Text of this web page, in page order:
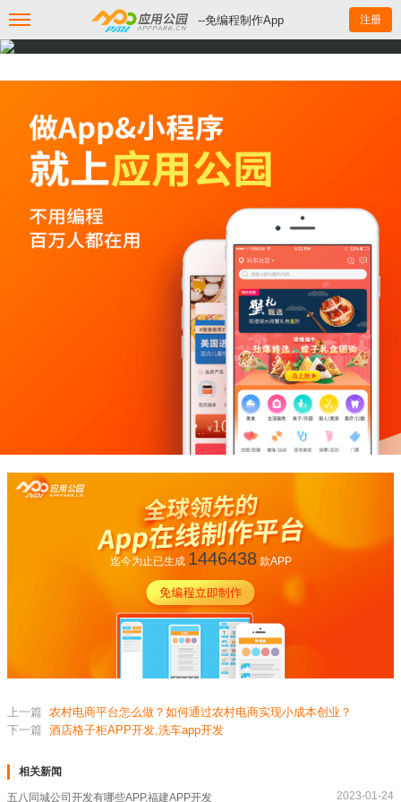
--免编程制作App 注册
迄今为止已生成 1446438款APP
上一篇 农村电商平台怎么做？如何通过农村电商实现小成本创业？
下一篇 酒店格子柜APP开发,洗车app开发
相关新闻
五八同城公司开发有哪些APP,福建APP开发 2023-01-24